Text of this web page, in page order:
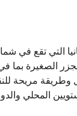
التي تقع
المتحدة وتشمل أيضا
وطريقة مريحة
المحلي